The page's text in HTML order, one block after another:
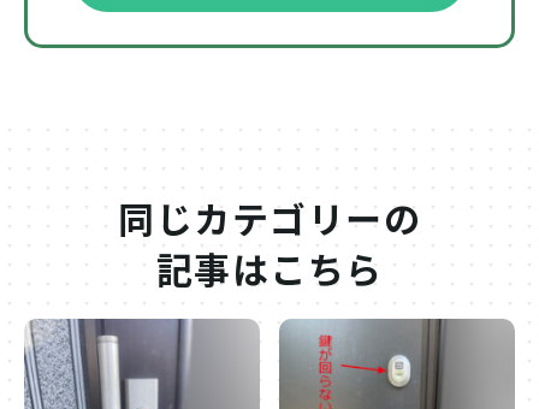
同じカテゴリーの
記事はこちら